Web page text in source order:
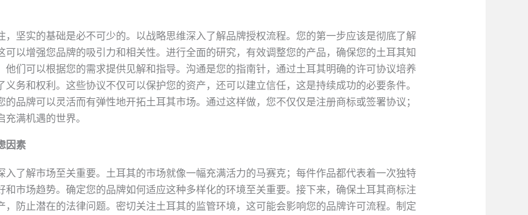
，坚实的基础是必不可少的。以战略思维深入了解品牌授权流程。您的第一步应该是彻底了解
可以增强您品牌的吸引力和相关性。进行全面的研究，有效调整您的产品，确保您的土耳其知
他们可以根据您的需求提供见解和指导。沟通是您的指南针，通过土耳其明确的许可协议培养
务和权利。这些协议不仅可以保护您的资产，还可以建立信任，这是持续成功的必要条件。
品牌可以灵活而有弹性地开拓土耳其市场。通过这样做，您不仅仅是注册商标或签署协议；
满机遇的世界。
因素
入了解市场至关重要。土耳其的市场就像一幅充满活力的马赛克；每件作品都代表着一次独特
和市场趋势。确定您的品牌如何适应这种多样化的环境至关重要。接下来，确保土耳其商标注
，防止潜在的法律问题。密切关注土耳其的监管环境，这可能会影响您的品牌许可流程。制定